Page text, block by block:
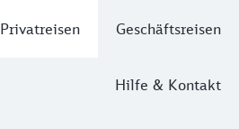
Privatreisen Geschäftsreisen
Hilfe & Kontakt